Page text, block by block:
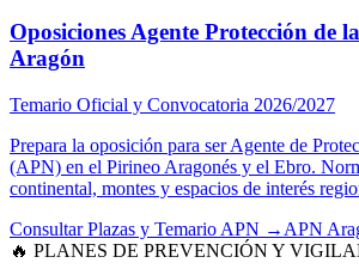
Oposiciones Agente Protección de
Aragón
Temario Oficial y Convocatoria 2026/2027
Prepara la oposición para ser Agente de
(APN) en el Pirineo Aragonés y el Ebro.
continental, montes y espacios de interés
Consultar Plazas y Temario APN → APN
🔥 PLANES DE PREVENCIÓN Y